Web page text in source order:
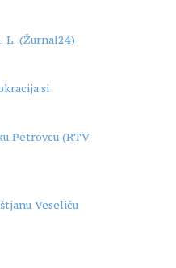
L. (Žurnal24)
Petrovcu (RTV
Veseliču